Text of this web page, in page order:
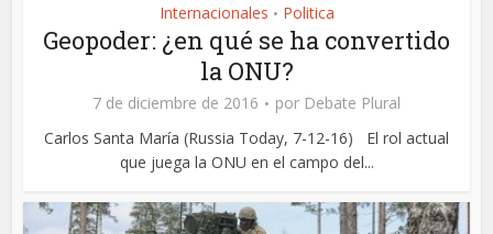
Internacionales • Politica
Geopoder: ¿en qué se ha convertido
la ONU?
7 de diciembre de 2016 por Debate Plural
Carlos Santa María (Russia Today, 7-12-16) El rol actual
que juega la ONU en el campo del...